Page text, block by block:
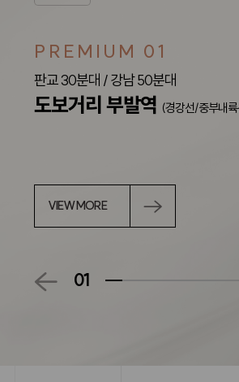
PREMIUM 01
판교 30분대 / 강남 50분대
도보거리 부발역 (경강선/중부내
VIEW MORE
01